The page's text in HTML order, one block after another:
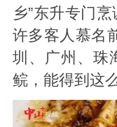
乡”东升专门
许多客人慕名
圳、广州、珠
鲩，能得到这